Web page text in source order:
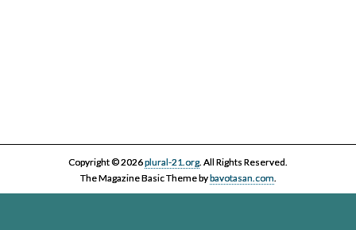
Copyright © 2026plural-21.org. All Rights Reserved.
The Magazine Basic Theme bybavotasan.com.